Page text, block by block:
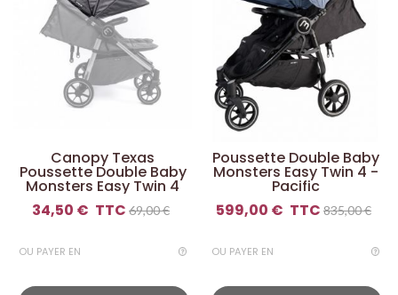
Canopy Texas
Poussette Double Baby
Monsters Easy Twin 4
34,50 € TTC 69,00 €
OU PAYER EN
Poussette Double Baby
Monsters Easy Twin 4 -
Pacific
599,00 € TTC 835,00 €
OU PAYER EN